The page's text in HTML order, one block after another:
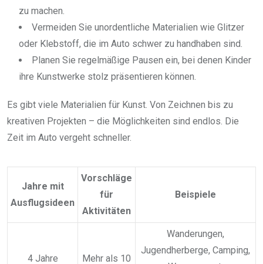
zu machen.
Vermeiden Sie unordentliche Materialien wie Glitzer
oder Klebstoff, die im Auto schwer zu handhaben sind.
Planen Sie regelmäßige Pausen ein, bei denen Kinder
ihre Kunstwerke stolz präsentieren können.
Es gibt viele Materialien für Kunst. Von Zeichnen bis zu
kreativen Projekten – die Möglichkeiten sind endlos. Die
Zeit im Auto vergeht schneller.
Jahre mit
Ausflugsideen
Vorschläge
für
Aktivitäten
Beispiele
4 Jahre Mehr als 10
Wanderungen,
Jugendherberge, Camping,